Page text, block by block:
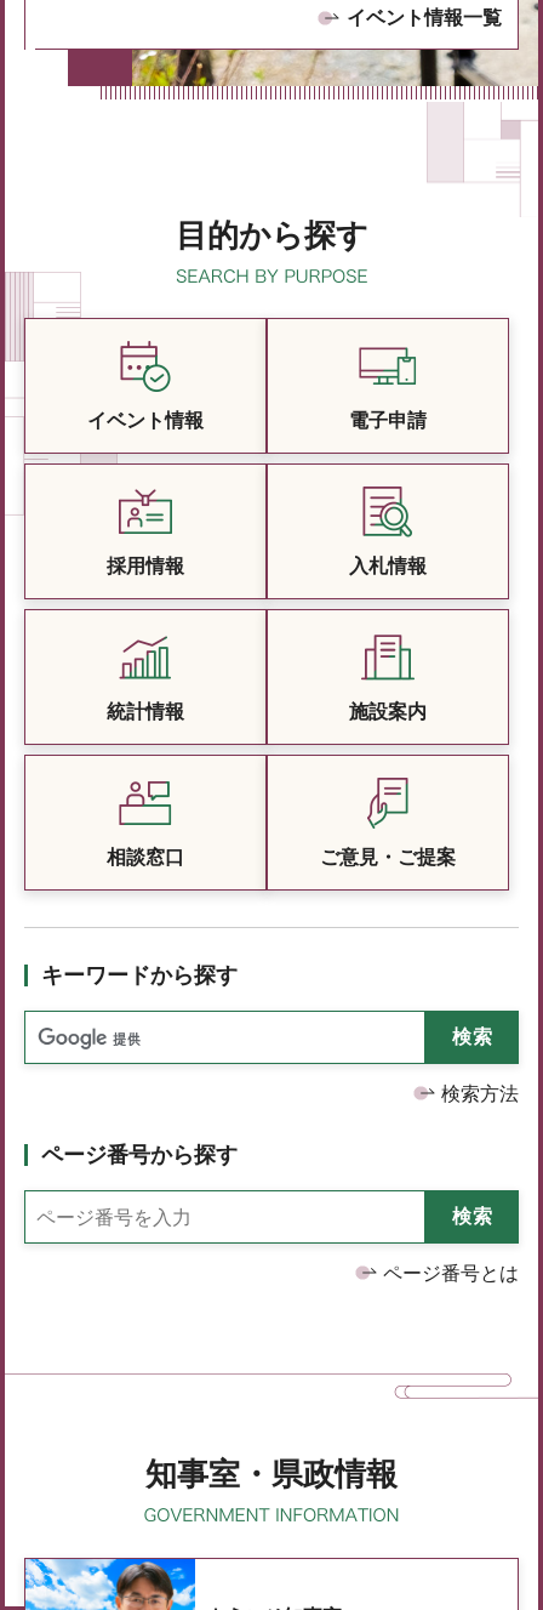
イベント情報一覧
目的から探す
イベント情報 電子申請
採用情報 入札情報
統計情報 施設案内
相談窓口 ご意見・ご提案
キーワードから探す
検索方法
ページ番号から探す
ページ番号とは
知事室・県政情報